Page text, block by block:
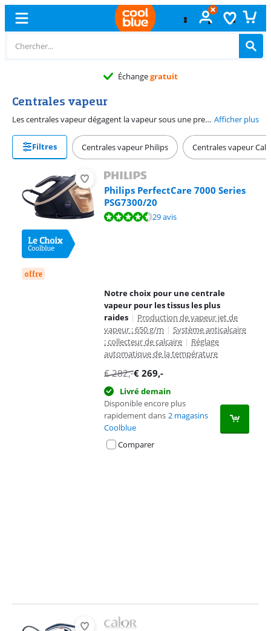
Échangegratuit
Centrales vapeur
Les centrales vapeur dégagent la vapeur sous une pression plus haute que les fers à repasser à vapeur, ce qui est pratique parce que les plis récalcitrants se repassent ainsi plus facilement. Le grand réservoir d'eau vous permet de repasser longtemps : idéal pour les grandes familles avec des piles de repassages à faire. Gardez à l'esprit qu'une centrale vapeur est plus grande qu'un fer à repasser et que vous aurez besoin d'une planche à repasser spécifique et plus de place pour la ranger. Afficher plus
Filtres Centrales vapeur Philips Centrales vapeur
offre
Philips PerfectCare 7000 Series
PSG7300/20
La note est de 9,4 sur 10, basée sur 29 avis.29 avis
Notre choix pour une centrale
vapeur pour les tissus les plus
raides | Production de vapeur jet de
vapeur : 650 g/m | Système anticalcaire
: collecteur de calcaire | Réglage
automatique de la température
€282,-€ 269,-
Livré demain
Disponible encore plus
rapidement dans 2 magasins
Coolblue
Comparer